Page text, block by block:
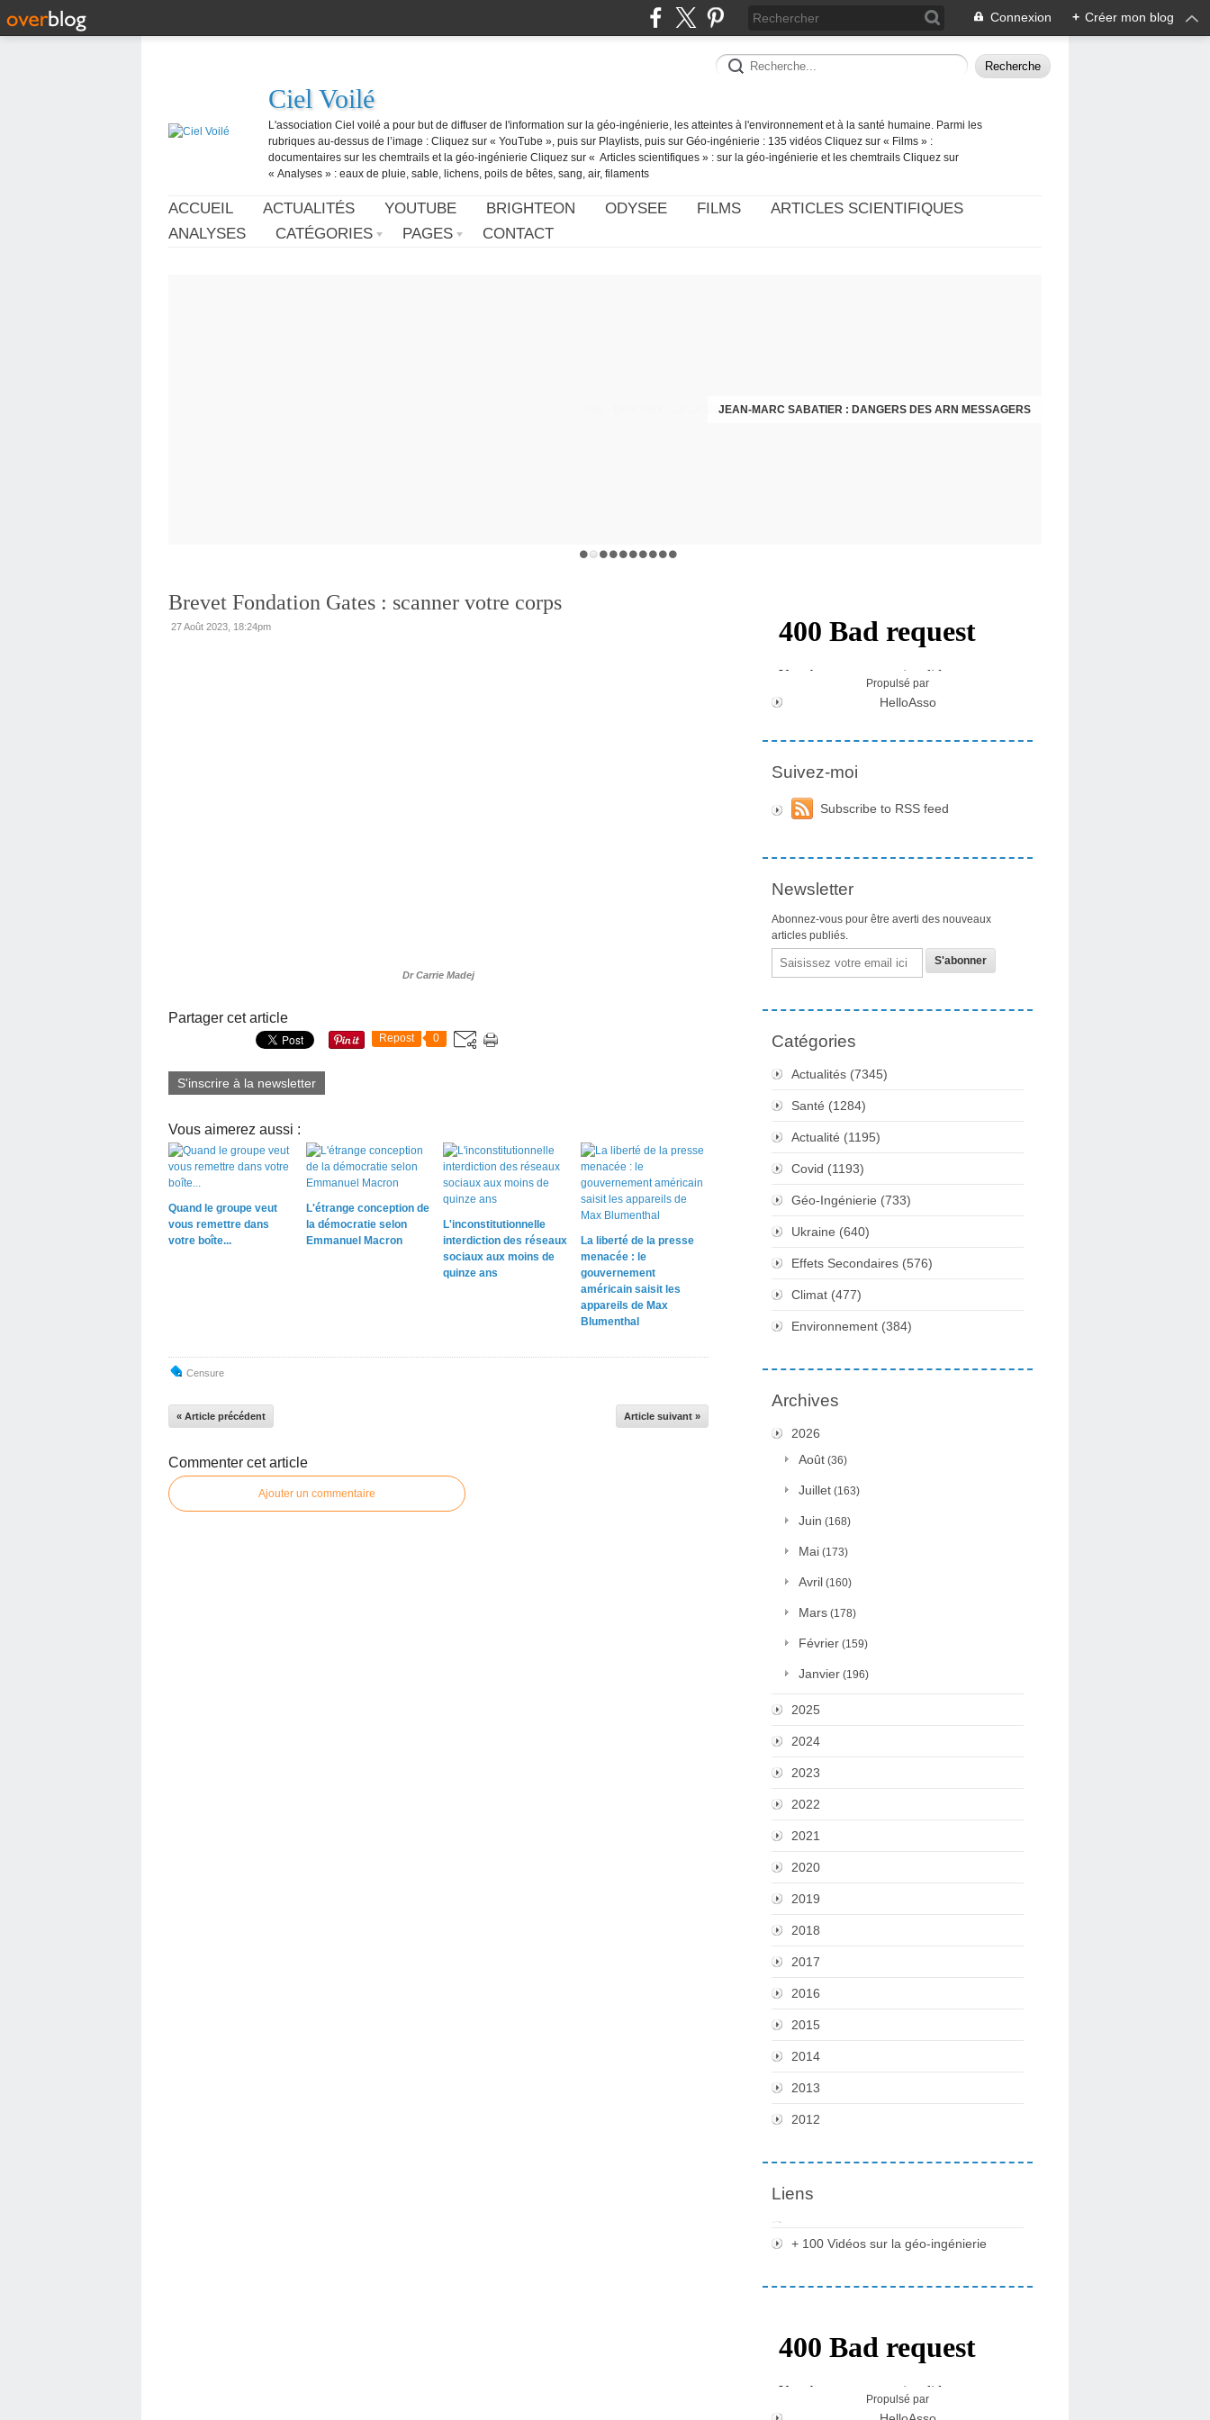
Connexion + Créer mon blog
Ciel Voilé
L'association Ciel voilé a pour but de diffuser de l'information sur la géo-ingénierie, les atteintes à l'environnement et à la santé humaine. Parmi les
rubriques au-dessus de l’image : Cliquez sur « YouTube », puis sur Playlists, puis sur Géo-ingénierie : 135 vidéos Cliquez sur « Films » :
documentaires sur les chemtrails et la géo-ingénierie Cliquez sur « Articles scientifiques » : sur la géo-ingénierie et les chemtrails Cliquez sur
« Analyses » : eaux de pluie, sable, lichens, poils de bêtes, sang, air, filaments
ACCUEIL ACTUALITÉS YOUTUBE BRIGHTEON ODYSEE FILMS
ARTICLES SCIENTIFIQUES
ANALYSES
CATÉGORIES PAGES CONTACT
JEAN-MARC SABATIER : DANGERS DES ARN MESSAGERS
USA - DR KORY : LA LICENCE DE SOIGNER OU RESPECTER LE SERMENT D'HIPPOCRATE CONTRE VENTS ET MARÉES
Brevet Fondation Gates : scanner votre corps
27 Août 2023, 18:24pm
Dr Carrie Madej
Partager cet article
Repost 0
S'inscrire à la newsletter
Vous aimerez aussi :
Quand le groupe veut
vous remettre dans
votre boîte...
L'étrange conception de
la démocratie selon
Emmanuel Macron
L'inconstitutionnelle
interdiction des réseaux
sociaux aux moins de
quinze ans
La liberté de la presse
menacée : le
gouvernement
américain saisit les
appareils de Max
Blumenthal
Censure
« Article précédent Article suivant »
Commenter cet article
Ajouter un commentaire
Propulsé par
HelloAsso
Suivez-moi
Subscribe to RSS feed
Newsletter
Abonnez-vous pour être averti des nouveaux
articles publiés.
Email
Catégories
Actualités (7345)
Santé (1284)
Actualité (1195)
Covid (1193)
Géo-Ingénierie (733)
Ukraine (640)
Effets Secondaires (576)
Climat (477)
Environnement (384)
Archives
2026
Août (36)
Juillet (163)
Juin (168)
Mai (173)
Avril (160)
Mars (178)
Février (159)
Janvier (196)
2025
2024
2023
2022
2021
2020
2019
2018
2017
2016
2015
2014
2013
2012
Liens
+ 100 Vidéos sur la géo-ingénierie
Propulsé par